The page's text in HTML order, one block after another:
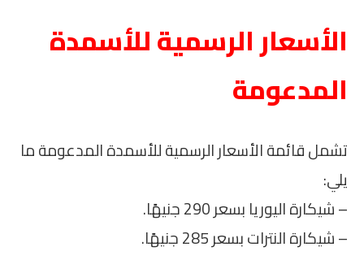
الأسعار الرسمية للأسمدة
المدعومة
تشمل قائمة الأسعار الرسمية للأسمدة المدعومة ما
يلي:
– شيكارة اليوريا بسعر 290 جنيهًا.
– شيكارة النترات بسعر 285 جنيهًا.